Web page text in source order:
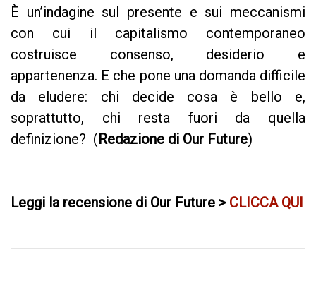
È un’indagine sul presente e sui meccanismi
con cui il capitalismo contemporaneo
costruisce consenso, desiderio e
appartenenza. E che pone una domanda difficile
da eludere: chi decide cosa è bello e,
soprattutto, chi resta fuori da quella
definizione? (Redazione di Our Future)
Leggi la recensione di Our Future > CLICCA QUI